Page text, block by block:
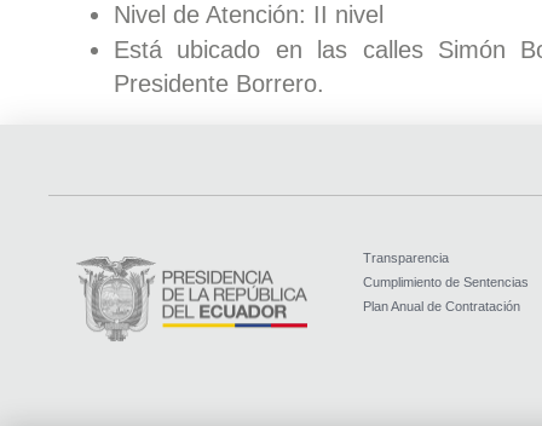
Nivel de Atención: II nivel
Está ubicado en las calles Simón
Presidente Borrero.
Transparencia
Cumplimiento de Sentencias
Plan Anual de Contratación